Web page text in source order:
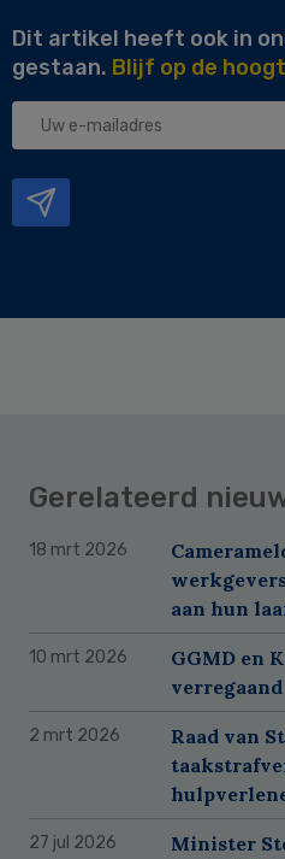
Dit artikel heeft ook in
gestaan. Blijf op de
Uw
Gerelateerd
18 mrt 2026
aan hun
10 mrt 2026
GGMD en
2 mrt 2026
Raad van
27 jul 2026
Minister